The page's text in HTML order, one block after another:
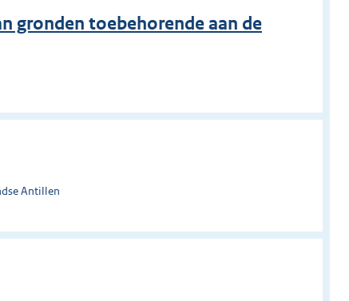
gronden toebehorende aan de
Antillen